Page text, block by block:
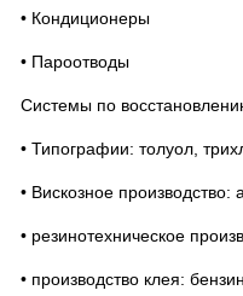
• Кондиционеры
• Пароотводы
Системы по
• Типографии: толуол,
• Вискозное производство:
• резинотехническое
• производство клея: